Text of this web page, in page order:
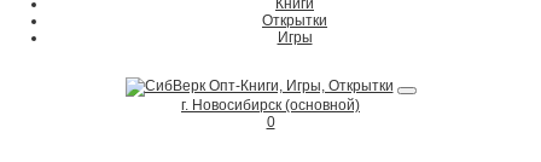
Книги
Открытки
Игры
г. Новосибирск (основной)
0